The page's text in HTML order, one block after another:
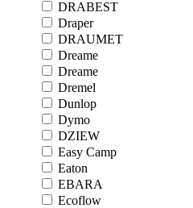
DRABEST
Draper
DRAUMET
Dreame
Dreame
Dremel
Dunlop
Dymo
DZIEW
Easy Camp
Eaton
EBARA
Ecoflow